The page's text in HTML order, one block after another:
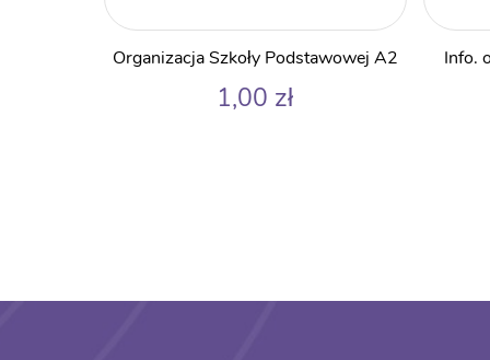
Organizacja Szkoły Podstawowej A2
1,00 zł
Info.